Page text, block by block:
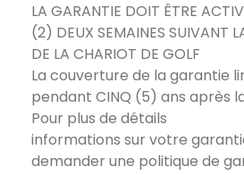
LA GARANTIE DOIT ÊTRE
(2) DEUX SEMAINES SUIVANT
DE LA CHARIOT DE GOLF
La couverture de la garantie
pendant CINQ (5) ans après
Pour plus de détails
informations sur votre
demander une politique de